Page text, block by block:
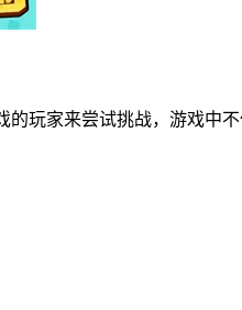
玩家来尝试挑战，游戏中